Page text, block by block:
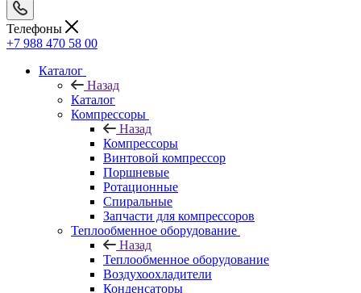
Телефоны
+7 988 470 58 00
Каталог
Назад
Каталог
Компрессоры
Назад
Компрессоры
Винтовой компрессор
Поршневые
Ротационные
Спиральные
Запчасти для компрессоров
Теплообменное оборудование
Назад
Теплообменное оборудование
Воздухоохладители
Конденсаторы